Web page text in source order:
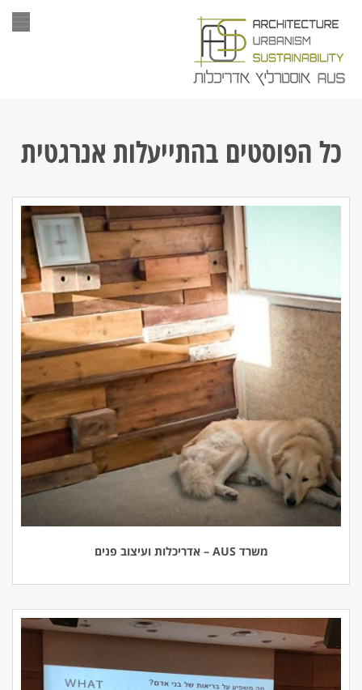
כל הפוסטים בהתייעלות אנרגטית
משרד AUS – אדריכלות ועיצוב פנים